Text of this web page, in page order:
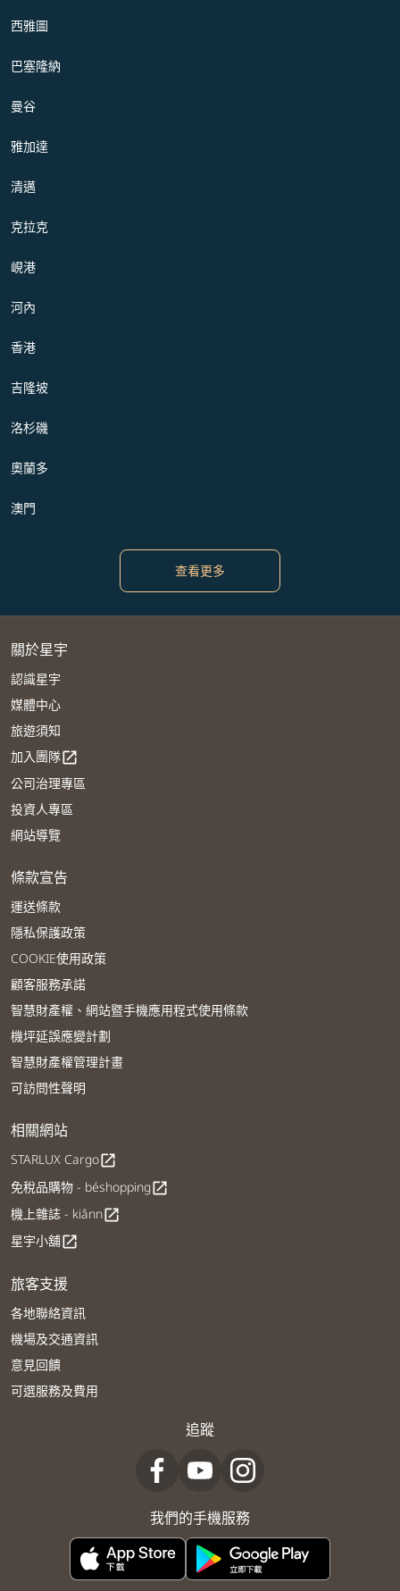
西雅圖
巴塞隆納
曼谷
雅加達
清邁
克拉克
峴港
河內
香港
吉隆坡
洛杉磯
奧蘭多
澳門
查看更多
關於星宇
認識星宇
媒體中心
旅遊須知
加入團隊open_in_new
公司治理專區
投資人專區
網站導覽
條款宣告
運送條款
隱私保護政策
COOKIE使用政策
顧客服務承諾
智慧財產權、網站暨手機應用程式使用條款
機坪延誤應變計劃
智慧財產權管理計畫
可訪問性聲明
相關網站
STARLUX Cargoopen_in_new
免稅品購物 - béshoppingopen_in_new
機上雜誌 - kiânnopen_in_new
星宇小舖open_in_new
旅客支援
各地聯絡資訊
機場及交通資訊
意見回饋
可選服務及費用
追蹤
我們的手機服務